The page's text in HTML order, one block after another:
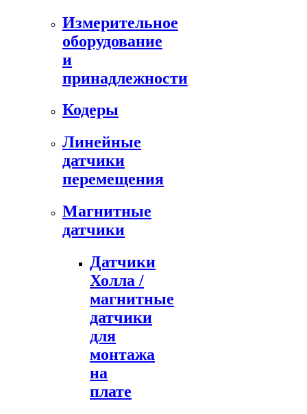
Измерительное
оборудование
и
принадлежности
Кодеры
Линейные
датчики
перемещения
Магнитные
датчики
Датчики
Холла /
магнитные
датчики
для
монтажа
на
плате